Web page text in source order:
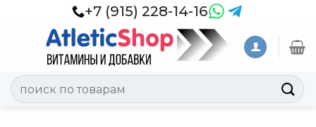
+7 (915) 228-14-16
Искать: